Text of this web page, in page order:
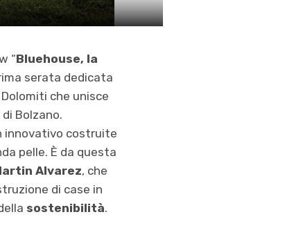
“Bluehouse, la
serata dedicata
che unisce
Bolzano.
innovativo costruite
pelle. È da questa
Alvarez, che
di case in
sostenibilità.